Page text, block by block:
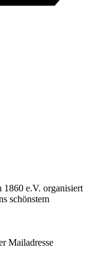
1860 e.V. organisiert
schönstem
Mailadresse